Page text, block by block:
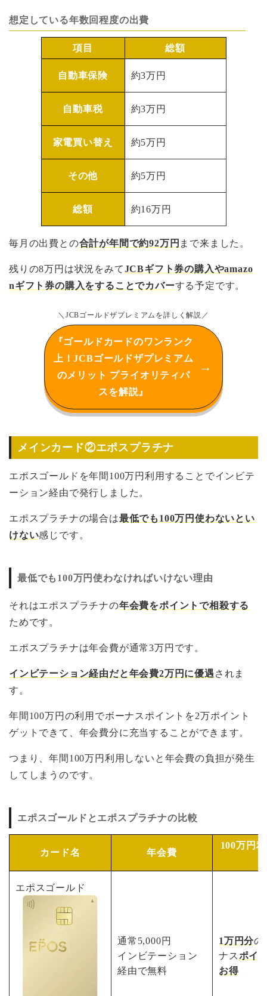
想定している年数回程度の出費
項目 総額
自動車保険 約3万円
自動車税 約3万円
家電買い替え 約5万円
その他 約5万円
総額 約16万円
毎月の出費との合計が年間で約92万円 まで来ました。
残りの8万円は状況をみてJCBギフト券の購入やamazo
nギフト券の購入をすることでカバーする予定です。
＼JCBゴールドザプレミアムを詳しく解説／
『ゴールドカードのワンランク
上！JCBゴールドザプレミアム
のメリット プライオリティパ
スを解説』
メインカード②エポスプラチナ
エポスゴールドを年間100万円利用することでインビテ
ーション経由で発行しました。
エポスプラチナの場合は最低でも100万円使わないとい
けない感じです。
最低でも100万円使わなければいけない理由
それはエポスプラチナの年会費をポイントで相殺する
ためです。
エポスプラチナは年会費が通常3万円です。
インビテーション経由だと年会費2万円に優遇されま
す。
年間100万円の利用でボーナスポイントを2万ポイント
ゲットできて、年会費分に充当することができます。
つまり、年間100万円利用しないと年会費の負担が発生
してしまうのです。
エポスゴールドとエポスプラチナの比較
カード名 年会費
100万円
エポスゴールド
通常5,000円
インビテーション
経由で無料
1万円分の
ナスポイ
お得